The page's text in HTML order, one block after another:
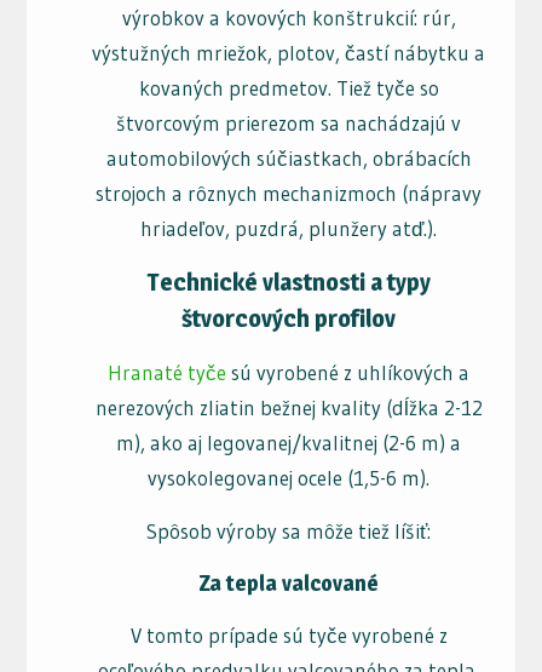
výrobkov a kovových konštrukcií: rúr,
výstužných mriežok, plotov, častí nábytku a
kovaných predmetov. Tiež tyče so
štvorcovým prierezom sa nachádzajú v
automobilových súčiastkach, obrábacích
strojoch a rôznych mechanizmoch (nápravy
hriadeľov, puzdrá, plunžery atď.).
Technické vlastnosti a typy
štvorcových profilov
Hranaté tyče sú vyrobené z uhlíkových a
nerezových zliatin bežnej kvality (dĺžka 2-12
m), ako aj legovanej/kvalitnej (2-6 m) a
vysokolegovanej ocele (1,5-6 m).
Spôsob výroby sa môže tiež líšiť:
Za tepla valcované
V tomto prípade sú tyče vyrobené z